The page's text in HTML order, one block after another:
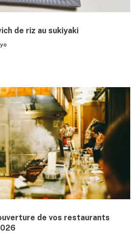
de riz au sukiyaki
de vos restaurants